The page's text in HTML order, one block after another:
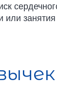
или